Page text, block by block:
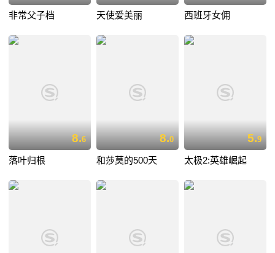
非常父子档 天使爱美丽 西班牙女佣
8.6
落叶归根
8.0
和莎莫的500天
5.9
太极2:英雄崛起